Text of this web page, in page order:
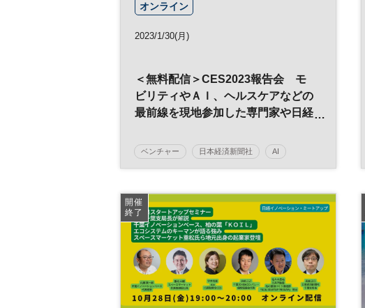
オンライン
2023/1/30(月)
＜無料配信＞CES2023報告会 モ
ビリティやＡＩ、ヘルスケアなどの
最前線を現地参加した専門家や日経
ミートアップ
ベンチャー 日本経済新聞社 AI
日経イノベーション・ミートアップ
イノベーション 人工知能
CES スタートアップ グローバル
参加無料 ヘルスケア 平日夜開催
開催
終了